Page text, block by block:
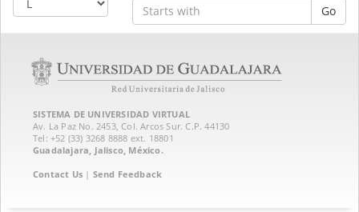
Go
SISTEMA DE UNIVERSIDAD VIRTUAL
Av. La Paz No. 2453, Col. Arcos Sur. C.P. 44130
Tel: +52 (33) 3268 8888‏ ext. 18801
Guadalajara, Jalisco, México.
Contact Us | Send Feedback